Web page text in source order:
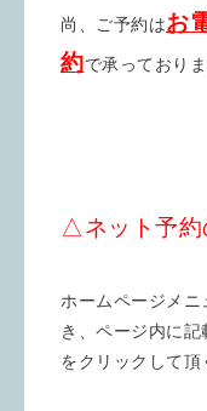
尚、ご予約はお
約で承っておりま
△ネット予約
ホームページメニ
き、ページ内に記
をクリックして頂